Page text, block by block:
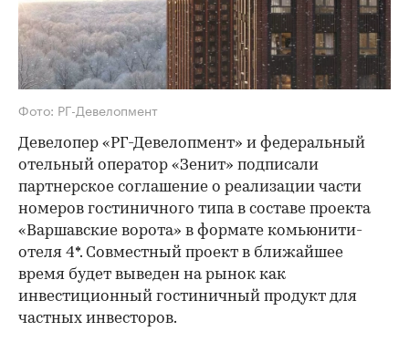
Фото: РГ-Девелопмент
Девелопер «РГ-Девелопмент» и федеральный
отельный оператор «Зенит» подписали
партнерское соглашение о реализации части
номеров гостиничного типа в составе проекта
«Варшавские ворота» в формате комьюнити-
отеля 4*. Совместный проект в ближайшее
время будет выведен на рынок как
инвестиционный гостиничный продукт для
частных инвесторов.